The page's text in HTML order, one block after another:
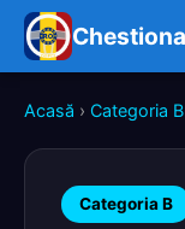
Acasă › Categoria B
Categoria B